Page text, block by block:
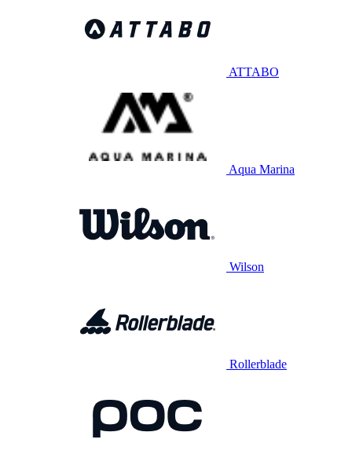
ATTABO
Aqua Marina
Wilson
Rollerblade